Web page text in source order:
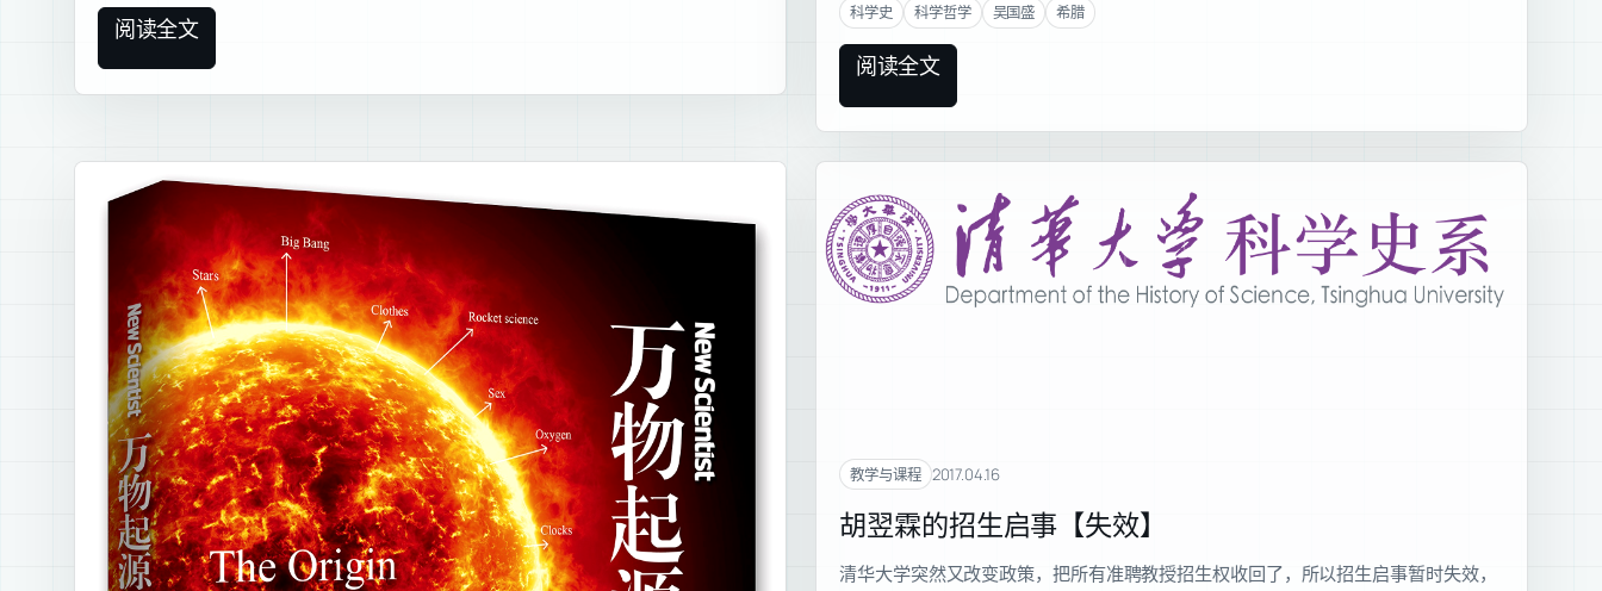
阅读全文
科学史 科学哲学 吴国盛 希腊
阅读全文
教学与课程 2017.04.16
胡翌霖的招生启事【失效】
清华大学突然又改变政策，把所有准聘教授招生权收回了，所以招生启事暂时失效，